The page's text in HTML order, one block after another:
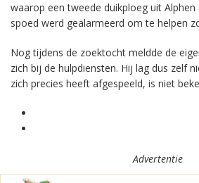
waarop een tweede duikploeg uit
spoed werd gealarmeerd om te helpen
Nog tijdens de zoektocht meldde de
zich bij de hulpdiensten. Hij lag dus zelf
zich precies heeft afgespeeld, is niet
Advertentie